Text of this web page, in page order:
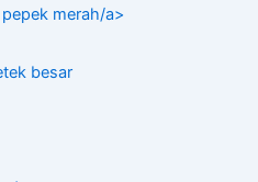
merah/a>
besar